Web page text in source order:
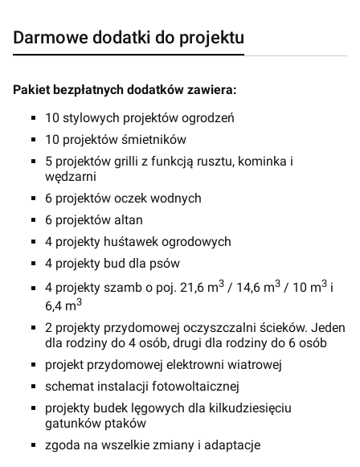
Darmowe dodatki do projektu
Pakiet bezpłatnych dodatków zawiera:
10 stylowych projektów ogrodzeń
10 projektów śmietników
5 projektów grilli z funkcją rusztu, kominka i
wędzarni
6 projektów oczek wodnych
6 projektów altan
4 projekty huśtawek ogrodowych
4 projekty bud dla psów
4 projekty szamb o poj. 21,6 m3 / 14,6 m3 / 10 m3 i
6,4 m3
2 projekty przydomowej oczyszczalni ścieków. Jeden
dla rodziny do 4 osób, drugi dla rodziny do 6 osób
projekt przydomowej elektrowni wiatrowej
schemat instalacji fotowoltaicznej
projekty budek lęgowych dla kilkudziesięciu
gatunków ptaków
zgoda na wszelkie zmiany i adaptacje